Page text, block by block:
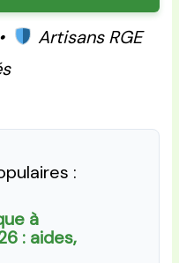
Artisans RGE
:
à
: aides,